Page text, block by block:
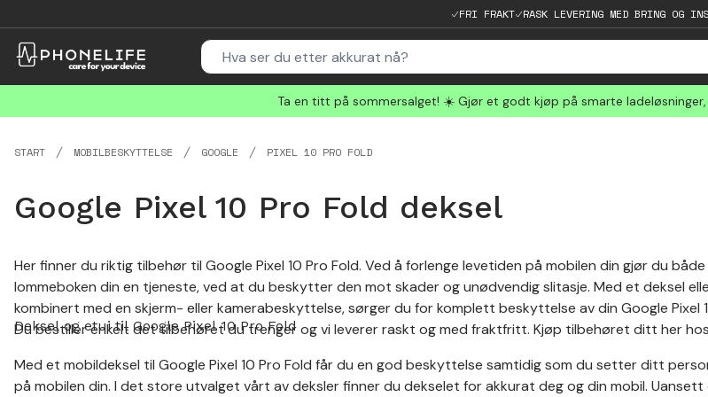
FRI FRAKT RASK LEVERING MED BRING OG
Ta en titt på sommersalget! ☀️ Gjør et godt kjøp på smarte
START MOBILBESKYTTELSE GOOGLE PIXEL 10 PRO FOLD
Google Pixel 10 Pro Fold deksel
Her finner du riktig tilbehør til Google Pixel 10 Pro Fold. Ved å forlenge levetiden på mobilen din gjør du
lommeboken din en tjeneste, ved at du beskytter den mot skader og unødvendig slitasje. Med et deksel
kombinert med en skjerm- eller kamerabeskyttelse, sørger du for komplett beskyttelse av din Google Pixel
Du bestiller enkelt det tilbehøret du trenger og vi leverer raskt og med fraktfritt. Kjøp tilbehøret ditt her
Deksel og etui til Google Pixel 10 Pro Fold
Med et mobildeksel til Google Pixel 10 Pro Fold får du en god beskyttelse samtidig som du setter ditt
på mobilen din. I det store utvalget vårt av deksler finner du dekselet for akkurat deg og din mobil. Uansett